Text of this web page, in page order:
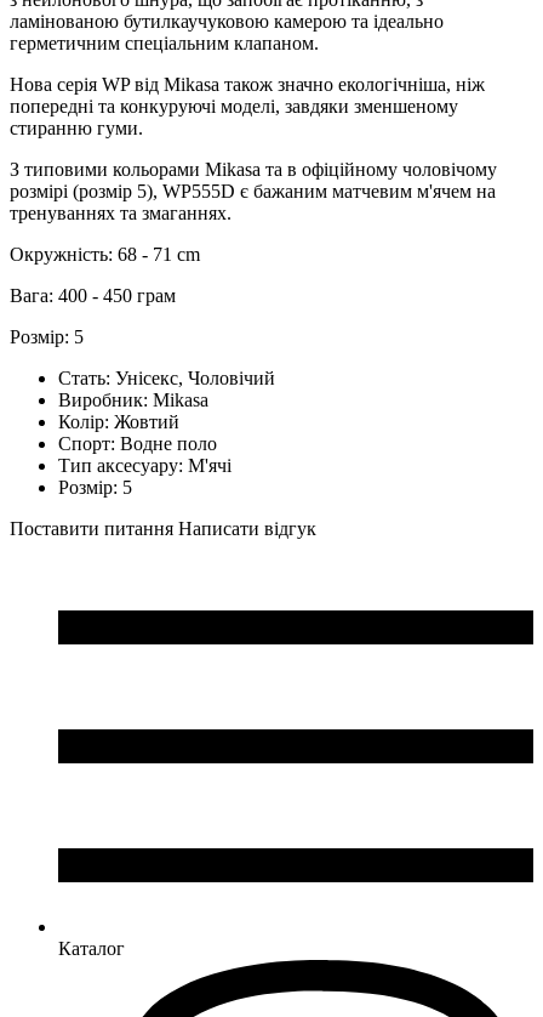
ламінованою бутилкаучуковою камерою та ідеально
герметичним спеціальним клапаном.
Нова серія WP від ​​Mikasa також значно екологічніша, ніж
попередні та конкуруючі моделі, завдяки зменшеному
стиранню гуми.
З типовими кольорами Mikasa та в офіційному чоловічому
розмірі (розмір 5), WP555D є бажаним матчевим м'ячем на
тренуваннях та змаганнях.
Окружність: 68 - 71 cm
Вага: 400 - 450 грам
Розмір: 5
Стать: Унісекс, Чоловічий
Виробник: Mikasa
Колір: Жовтий
Спорт: Водне поло
Тип аксесуару: М'ячі
Розмір: 5
Поставити питання Написати відгук
Каталог